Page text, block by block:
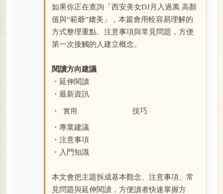
如果你正在查詢「西安美女DJ月入過萬 高顏
值與“範爺”媲美」，本篇會用較容易理解的
方式整理重點、注意事項與常見問題，方便
第一次接觸的人建立概念。
閱讀方向建議
・延伸閱讀
・最新資訊
・ 實用 技巧
・專業建議
・注意事項
・入門知識
本文會把主題拆成基本觀念、注意事項、常
見問題與延伸閱讀，方便讀者快速掌握方